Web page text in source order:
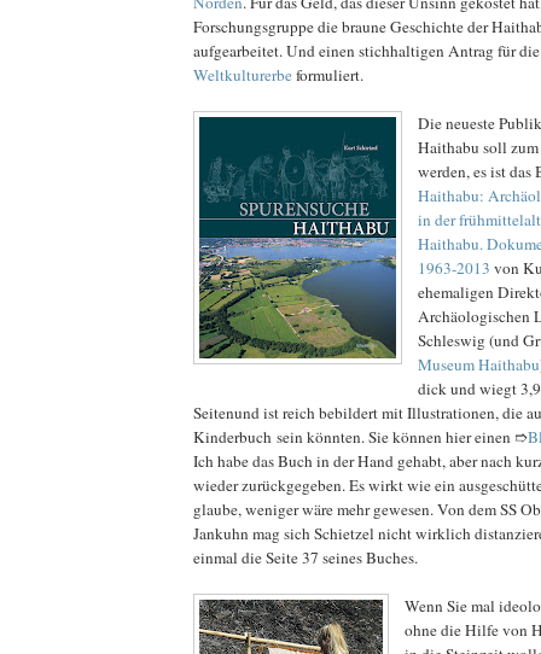
Forschungsgruppe die braune Geschichte der
aufgearbeitet. Und einen stichhaltigen Antrag für
Weltkulturerbeformuliert.
Die neueste
Haithabu soll
werden, es ist das
Haithabu:
in der
Haithabu.
1963-2013 von
ehemaligen
Archäologischen
Schleswig (und
Museum Haithabu
dick und wiegt
Seitenund ist reich bebildert mit Illustrationen, die
Kinderbuch sein könnten. Sie können hier einen ➱
Ich habe das Buch in der Hand gehabt, aber nach
wieder zurückgegeben. Es wirkt wie ein
glaube, weniger wäre mehr gewesen. Von dem SS
Jankuhn mag sich Schietzel nicht wirklich
einmal die Seite 37 seines Buches.
Wenn Sie mal
ohne die Hilfe von